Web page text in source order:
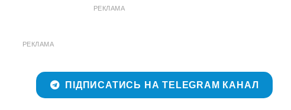
РЕКЛАМА
РЕКЛАМА
ПІДПИСАТИСЬ НА TELEGRAM КАНАЛ